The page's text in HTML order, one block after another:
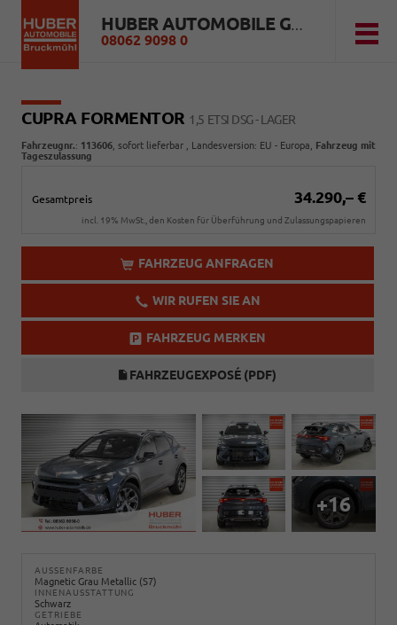
HUBER AUTOMOBILE GMBH
08062 9098 0
CUPRA FORMENTOR 1,5 ETSI DSG - LAGER
Fahrzeugnr.: 113606 sofort lieferbar , Landesversion: EU - Europa, Fahrzeug mit
Tageszulassung
Gesamtpreis 34.290,– €
incl. 19% MwSt., den Kosten für Überführung und Zulassungspapieren
FAHRZEUG ANFRAGEN
WIR RUFEN SIE AN
FAHRZEUG MERKEN
FAHRZEUGEXPOSÉ (PDF)
+16
AUSSENFARBE
Magnetic Grau Metallic (S7)
INNENAUSSTATTUNG
Schwarz
GETRIEBE